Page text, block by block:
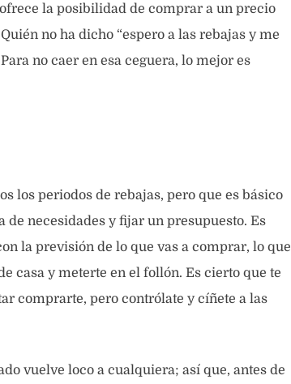
la posibilidad de comprar a un precio
no ha dicho “espero a las rebajas y me
no caer en esa ceguera, lo mejor es
los periodos de rebajas, pero que es básico
de necesidades y fijar un presupuesto. Es
la previsión de lo que vas a comprar, lo que
casa y meterte en el follón. Es cierto que te
comprarte, pero contrólate y cíñete a las
vuelve loco a cualquiera; así que, antes de